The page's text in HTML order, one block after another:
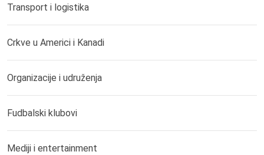
Transport i logistika
Crkve u Americi i Kanadi
Organizacije i udruženja
Fudbalski klubovi
Mediji i entertainment